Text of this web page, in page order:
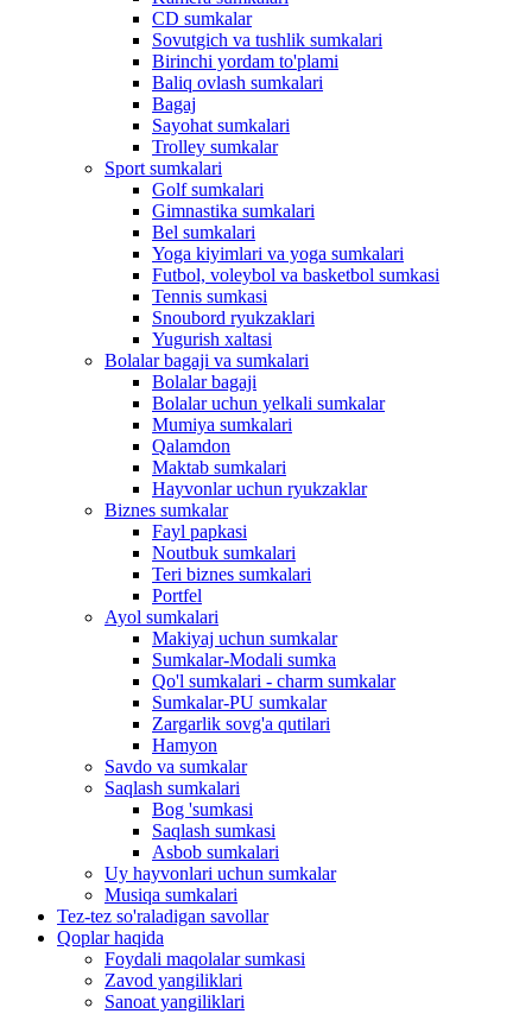
CD sumkalar
Sovutgich va tushlik sumkalari
Birinchi yordam to'plami
Baliq ovlash sumkalari
Bagaj
Sayohat sumkalari
Trolley sumkalar
Sport sumkalari
Golf sumkalari
Gimnastika sumkalari
Bel sumkalari
Yoga kiyimlari va yoga sumkalari
Futbol, ​​voleybol va basketbol sumkasi
Tennis sumkasi
Snoubord ryukzaklari
Yugurish xaltasi
Bolalar bagaji va sumkalari
Bolalar bagaji
Bolalar uchun yelkali sumkalar
Mumiya sumkalari
Qalamdon
Maktab sumkalari
Hayvonlar uchun ryukzaklar
Biznes sumkalar
Fayl papkasi
Noutbuk sumkalari
Teri biznes sumkalari
Portfel
Ayol sumkalari
Makiyaj uchun sumkalar
Sumkalar-Modali sumka
Qo'l sumkalari - charm sumkalar
Sumkalar-PU sumkalar
Zargarlik sovg'a qutilari
Hamyon
Savdo va sumkalar
Saqlash sumkalari
Bog 'sumkasi
Saqlash sumkasi
Asbob sumkalari
Uy hayvonlari uchun sumkalar
Musiqa sumkalari
Tez-tez so'raladigan savollar
Qoplar haqida
Foydali maqolalar sumkasi
Zavod yangiliklari
Sanoat yangiliklari